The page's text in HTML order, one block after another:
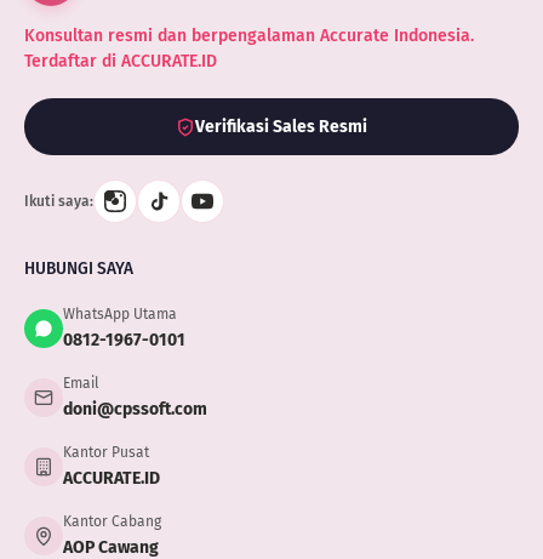
Konsultan resmi dan berpengalaman Accurate Indonesia.
Terdaftar di ACCURATE.ID
Verifikasi Sales Resmi
Ikuti saya:
HUBUNGI SAYA
WhatsApp Utama
0812-1967-0101
Email
doni@cpssoft.com
Kantor Pusat
ACCURATE.ID
Kantor Cabang
AOP Cawang